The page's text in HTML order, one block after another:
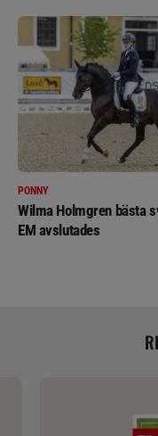
PONNY
Wilma Holmgren bästa
EM avslutades